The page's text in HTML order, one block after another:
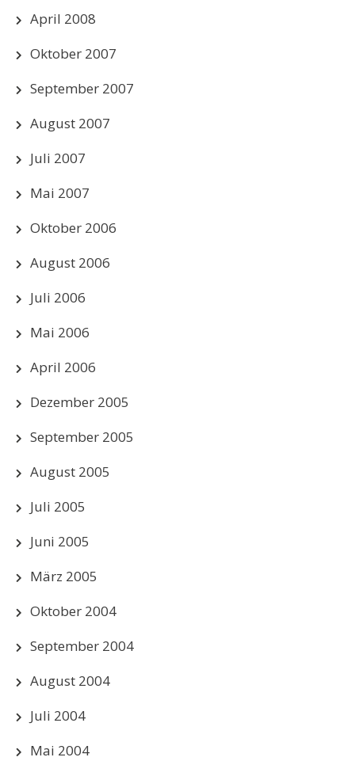
April 2008
Oktober 2007
September 2007
August 2007
Juli 2007
Mai 2007
Oktober 2006
August 2006
Juli 2006
Mai 2006
April 2006
Dezember 2005
September 2005
August 2005
Juli 2005
Juni 2005
März 2005
Oktober 2004
September 2004
August 2004
Juli 2004
Mai 2004